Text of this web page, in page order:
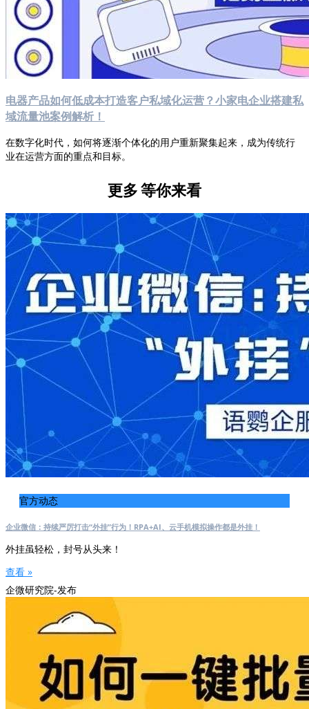
电器产品如何低成本打造客户私域化运营？小家电企业搭建私
域流量池案例解析！
在数字化时代，如何将逐渐个体化的用户重新聚集起来，成为传统行
业在运营方面的重点和目标。
更多等你来看
官方动态
企业微信：持续严厉打击“外挂”行为！RPA+AI、云手机模拟操作都是外挂！
外挂虽轻松，封号从头来！
查看 »
企微研究院-发布